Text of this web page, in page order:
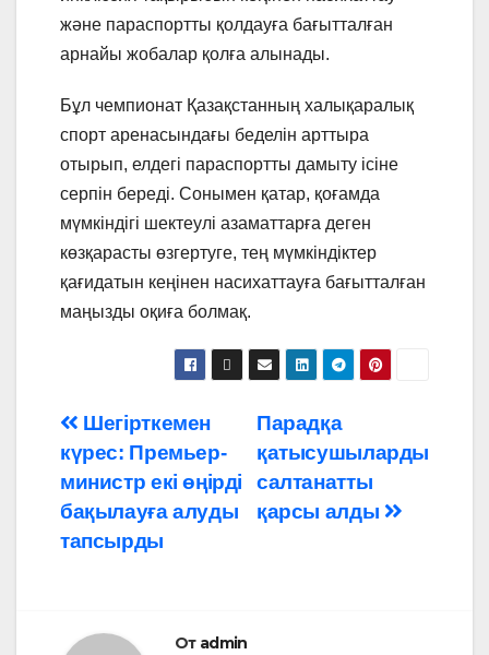
және параспортты қолдауға бағытталған
арнайы жобалар қолға алынады.
Бұл чемпионат Қазақстанның халықаралық
спорт аренасындағы беделін арттыра
отырып, елдегі параспортты дамыту ісіне
серпін береді. Сонымен қатар, қоғамда
мүмкіндігі шектеулі азаматтарға деген
көзқарасты өзгертуге, тең мүмкіндіктер
қағидатын кеңінен насихаттауға бағытталған
маңызды оқиға болмақ.
Навигация
по
записям
Парадқа
қатысушыларды
салтанатты
қарсы алды
Шегірткемен
күрес: Премьер-
министр екі өңірді
бақылауға алуды
тапсырды
От admin